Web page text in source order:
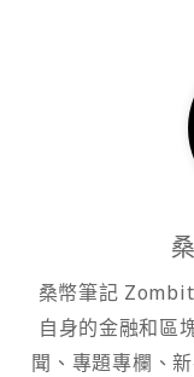
桑幣筆記
自身的金融和區
聞、專題專欄、